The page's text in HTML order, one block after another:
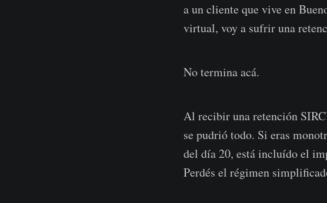
a un cliente que vive en
virtual, voy a sufrir una
No termina acá.
Al recibir una retención
se pudrió todo. Si eras
del día 20, está incluído el
Perdés el régimen